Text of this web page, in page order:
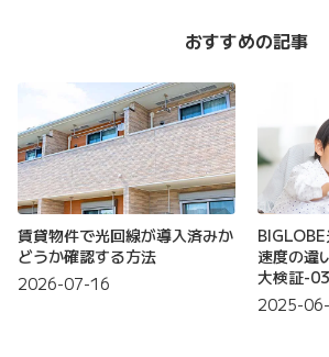
おすすめの記事
賃貸物件で光回線が導入済みか
どうか確認する方法
2026-07-16
速度の違
大検証-03
2025-